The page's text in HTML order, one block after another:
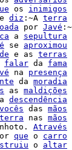
os inimigos
diz :~A terra
por Javé :~
a sepultura
se aproximou
e as terras
falar da fama
na presença
da moradia
as maldições
descendência
vocês das mãos
terra nas mãos
Através
que o carro
o altar